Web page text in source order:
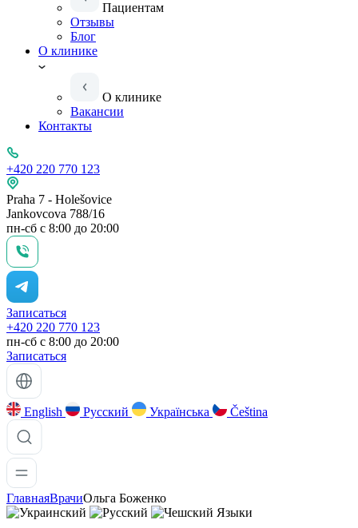
Пациентам
Отзывы
Блог
О клинике
О клинике
Вакансии
Контакты
+420 220 770 123
Praha 7 - Holešovice
Jankovcova 788/16
пн-сб с 8:00 до 20:00
Записаться
+420 220 770 123
пн-сб с 8:00 до 20:00
Записаться
English Русский Українська Čeština
ГлавнаяВрачиОльга Боженко
Языки